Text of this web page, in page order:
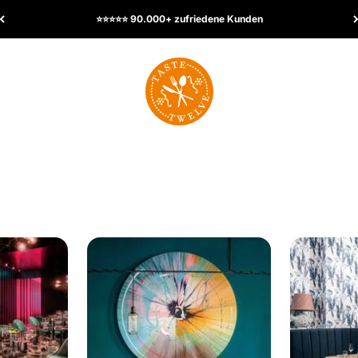
Seit 15 Jahren mehr als ein Restaurantführer
TasteTwelve